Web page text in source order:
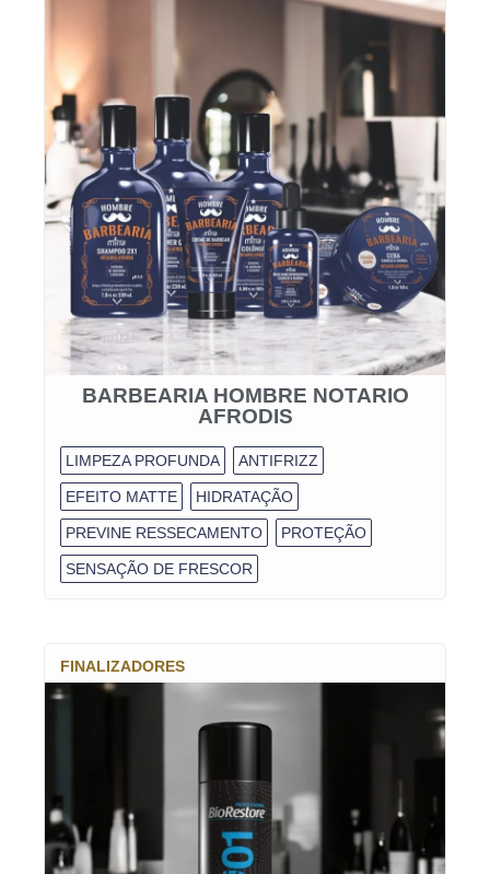
BARBEARIA HOMBRE NOTARIO
AFRODIS
LIMPEZA PROFUNDA ANTIFRIZZ
EFEITO MATTE HIDRATAÇÃO
PREVINE RESSECAMENTO PROTEÇÃO
SENSAÇÃO DE FRESCOR
FINALIZADORES